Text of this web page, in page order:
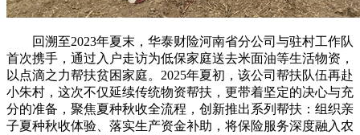
回溯至2023年夏末，华泰财险河南省分公司与驻村工作队
首次携手，通过入户走访为低保家庭送去米面油等生活物资，
以点滴之力帮扶贫困家庭。2025年夏初，该公司帮扶队伍再赴
小朱村，这次不仅延续传统物资帮扶，更带着坚定的决心与充
分的准备，聚焦夏种秋收全流程，创新推出系列帮扶：组织亲
子夏种秋收体验、落实生产资金补助，将保险服务深度融入农